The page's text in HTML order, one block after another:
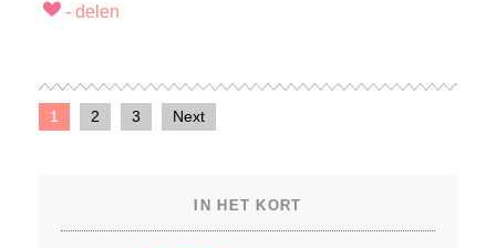
1 2 3 Next
IN HET KORT